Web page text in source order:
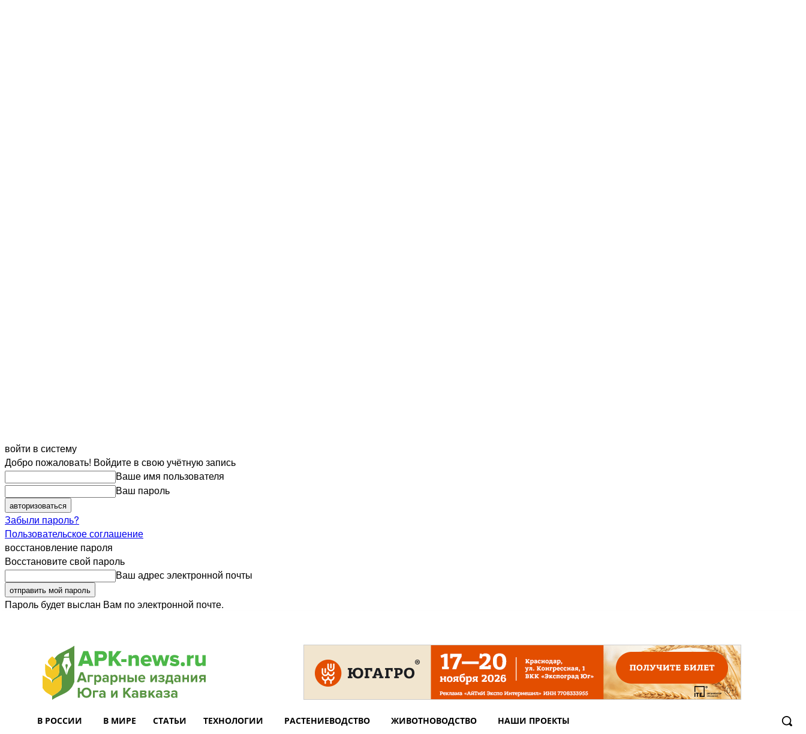
войти в систему
Добро пожаловать! Войдите в свою учётную запись
Ваше имя пользователя
Ваш пароль
Забыли пароль?
Пользовательское соглашение
восстановление пароля
Восстановите свой пароль
Ваш адрес электронной почты
Пароль будет выслан Вам по электронной почте.
В РОССИИ В МИРЕ СТАТЬИ ТЕХНОЛОГИИ РАСТЕНИЕВОДСТВО ЖИВОТНОВОДСТВО НАШИ ПРОЕКТЫ